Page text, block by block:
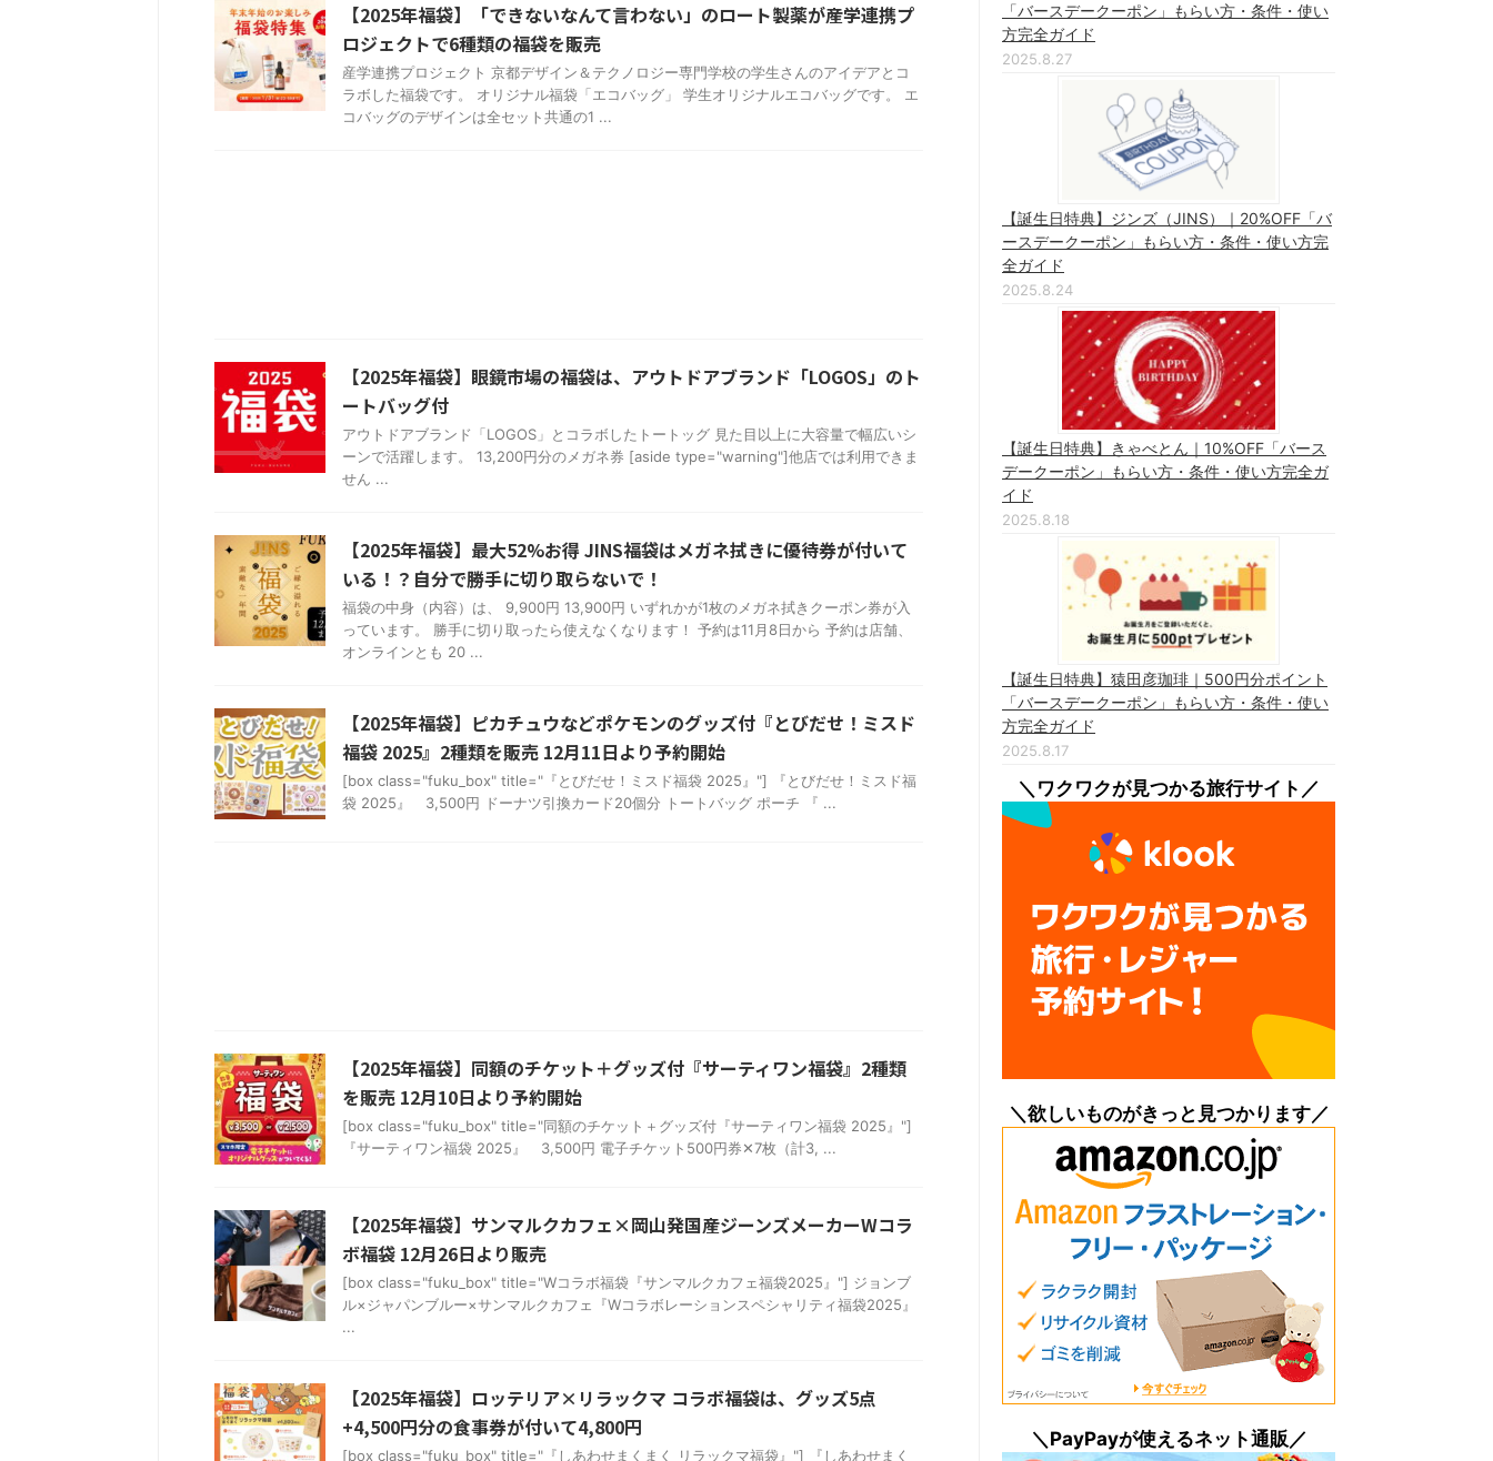
【2025年福袋】「できないなんて言わない」のロート製薬が産学連携プ
ロジェクトで6種類の福袋を販売
産学連携プロジェクト 京都デザイン＆テクノロジー専門学校の学生さんのアイデアとコ
ラボした福袋です。 オリジナル福袋「エコバッグ」 学生オリジナルエコバッグです。 エ
コバッグのデザインは全セット共通の1 ...
【2025年福袋】眼鏡市場の福袋は、アウトドアブランド「LOGOS」のト
ートバッグ付
アウトドアブランド「LOGOS」とコラボしたトートッグ 見た目以上に大容量で幅広いシ
ーンで活躍します。 13,200円分のメガネ券 [aside type="warning"]他店では利用できま
せん ...
【2025年福袋】最大52%お得 JINS福袋はメガネ拭きに優待券が付いて
いる！？自分で勝手に切り取らないで！
福袋の中身（内容）は、 9,900円 13,900円 いずれかが1枚のメガネ拭きクーポン券が入
っています。 勝手に切り取ったら使えなくなります！ 予約は11月8日から 予約は店舗、
オンラインとも 20 ...
【2025年福袋】ピカチュウなどポケモンのグッズ付『とびだせ！ミスド
福袋 2025』2種類を販売 12月11日より予約開始
[box class="fuku_box" title="『とびだせ！ミスド福袋 2025』"] 『とびだせ！ミスド福
袋 2025』 3,500円 ドーナツ引換カード20個分 トートバッグ ポーチ 『 ...
【2025年福袋】同額のチケット＋グッズ付『サーティワン福袋』2種類
を販売 12月10日より予約開始
[box class="fuku_box" title="同額のチケット＋グッズ付『サーティワン福袋 2025』"]
『サーティワン福袋 2025』 3,500円 電子チケット500円券✕7枚（計3, ...
【2025年福袋】サンマルクカフェ×岡山発国産ジーンズメーカーWコラ
ボ福袋 12月26日より販売
[box class="fuku_box" title="Wコラボ福袋『サンマルクカフェ福袋2025』"] ジョンブ
ル×ジャパンブルー×サンマルクカフェ『Wコラボレーションスペシャリティ福袋2025』
...
【2025年福袋】ロッテリア×リラックマ コラボ福袋は、グッズ5点
+4,500円分の食事券が付いて4,800円
[box class="fuku_box" title="『しあわせまくまく リラックマ福袋』"] 『しあわせまく
「バースデークーポン」もらい方・条件・使い
方完全ガイド
2025.8.27
【誕生日特典】ジンズ（JINS）｜20%OFF「バ
ースデークーポン」もらい方・条件・使い方完
全ガイド
2025.8.24
【誕生日特典】きゃべとん｜10%OFF「バース
デークーポン」もらい方・条件・使い方完全ガ
イド
2025.8.18
【誕生日特典】猿田彦珈琲｜500円分ポイント
「バースデークーポン」もらい方・条件・使い
方完全ガイド
2025.8.17
＼ワクワクが見つかる旅行サイト／
＼欲しいものがきっと見つかります／
＼PayPayが使えるネット通販／